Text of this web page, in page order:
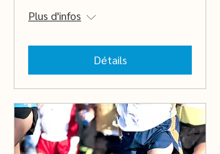
Plus d'infos
Détails